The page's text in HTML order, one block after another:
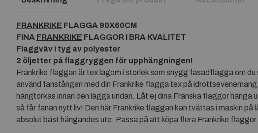
FRANKRIKE FLAGGA 90X60CM
FINA FRANKRIKE FLAGGOR I BRA KVALITET
Flaggväv i tyg av polyester
2 öljetter på flaggryggen för upphängningen!
Frankrike flaggan är tex lagom i storlek som snygg fasadflagga om
använd fanstången med din Frankrike flagga tex på
hängtorkas innan den läggs undan. Låt ej dina Franska flaggor hänga
så får fanan nytt liv! Den här Frankrike flaggan kan tvättas i maskin
absolut bäst hängandes ute. Passa på att köpa flera Frankrike